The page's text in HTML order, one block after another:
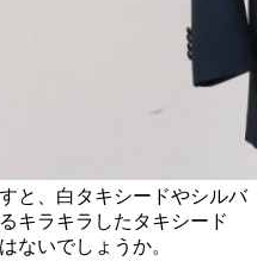
と、白タキシードやシルバ
キラキラしたタキシード
ないでしょうか。